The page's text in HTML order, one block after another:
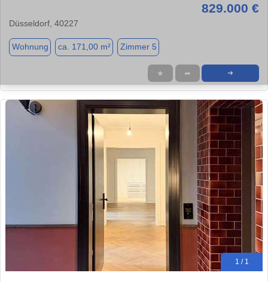
829.000 €
Düsseldorf, 40227
Wohnung ca. 171,00 m² Zimmer 5
★ ➦ ➜
1 / 1